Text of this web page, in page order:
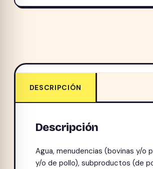
DESCRIPCIÓN
Descripción
Agua, menudencias (bovinas y/o
y/o de pollo), subproductos (de